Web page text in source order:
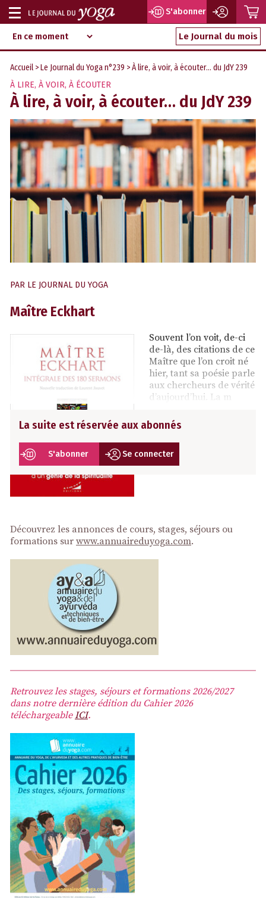
Aller
au
contenu
d‘information
indépendant
Afficher
ou
masquer
la
navigation
S'abonner
Le Journal du mois
Accueil >Le Journal du Yoga n°239 > À lire, à voir, à écouter… du JdY 239
À LIRE, À VOIR, À ÉCOUTER
À lire, à voir, à écouter… du JdY 239
PAR LE JOURNAL DU YOGA
Maître Eckhart
Souvent l’on voit, de-ci
de-là, des citations de ce
Maître que l’on croit né
hier, tant sa poésie parle
aux chercheurs de vérité
d’aujourd’hui. La m
La suite est réservée aux abonnés
S'abonner Se connecter
Découvrez les annonces de cours, stages, séjours ou
formations sur www.annuaireduyoga.com.
Retrouvez les stages, séjours et formations 2026/2027
dans notre dernière édition du Cahier 2026
téléchargeableICI.